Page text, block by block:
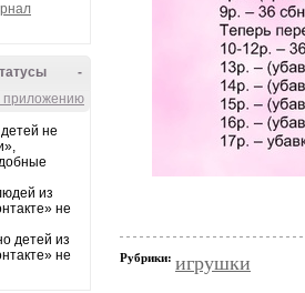
-
приложению
не
из
не
детей из
не
Рубрики: игрушки